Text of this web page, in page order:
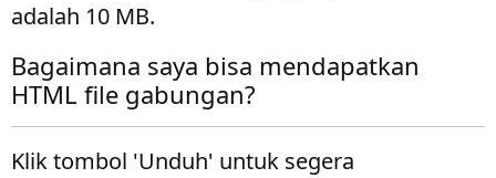
adalah 10 MB.
Bagaimana saya bisa mendapatkan
HTML file gabungan?
Klik tombol 'Unduh' untuk segera